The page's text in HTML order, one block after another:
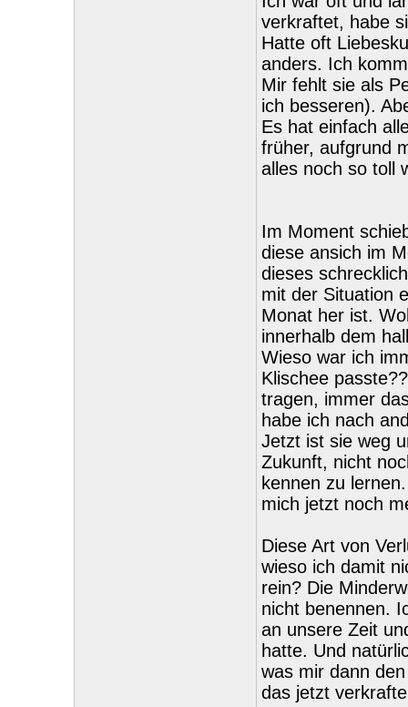
verkraftet, habe
Hatte oft
anders. Ich
Mir fehlt sie als
ich besseren).
Es hat einfach
früher, aufgrund
alles noch so toll
Im Moment
diese ansich im
dieses
mit der Situation
Monat her ist.
innerhalb dem
Wieso war ich
Klischee
tragen, immer
habe ich nach
Jetzt ist sie weg
Zukunft, nicht
kennen zu
mich jetzt noch
Diese Art von
wieso ich damit
rein? Die
nicht benennen.
an unsere Zeit
hatte. Und
was mir dann
das jetzt